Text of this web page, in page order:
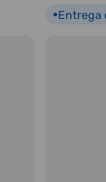
●Entrega